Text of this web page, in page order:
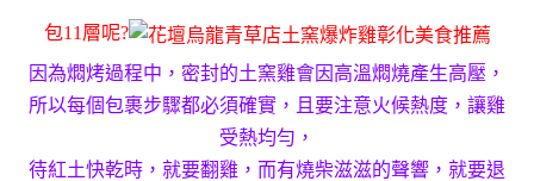
包11層呢?
因為燜烤過程中，密封的土窯雞會因高溫燜燒產生高壓，
所以每個包裹步驟都必須確實，且要注意火候熱度，讓雞
受熱均勻，
待紅土快乾時，就要翻雞，而有燒柴滋滋的聲響，就要退